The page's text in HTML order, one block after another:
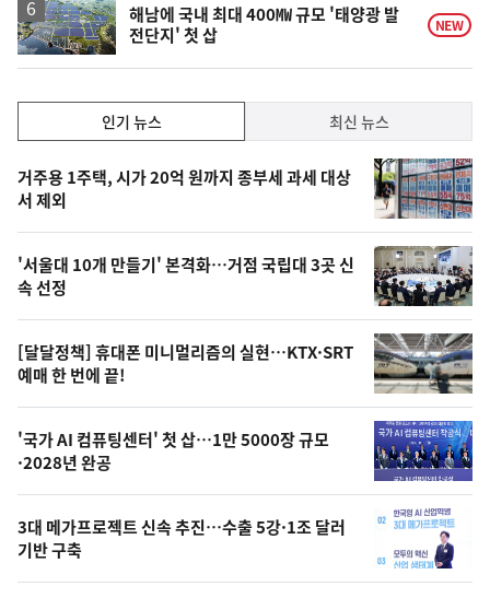
해남에 국내 최대 400㎿ 규모 '태양광 발
전단지' 첫 삽
NEW
기,
최
신,
오
늘
의
영
상
오
늘
의
사
진
인기 뉴스 최신 뉴스
기
뉴
스
거주용 1주택, 시가 20억 원까지 종부세 과세 대상
서 제외
'서울대 10개 만들기' 본격화…거점 국립대 3곳 신
속 선정
[달달정책] 휴대폰 미니멀리즘의 실현…KTX·SRT
예매 한 번에 끝!
'국가 AI 컴퓨팅센터' 첫 삽…1만 5000장 규모
·2028년 완공
3대 메가프로젝트 신속 추진…수출 5강·1조 달러
기반 구축